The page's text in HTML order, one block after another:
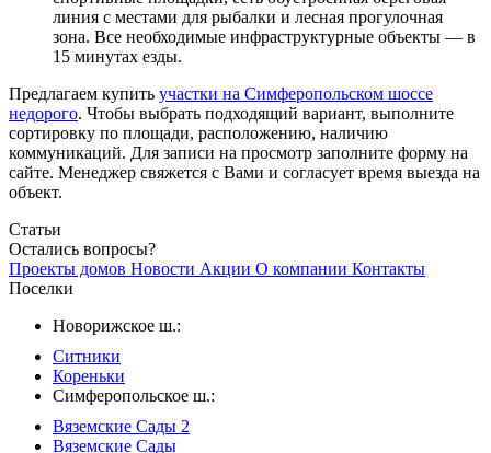
линия с местами для рыбалки и лесная прогулочная
зона. Все необходимые инфраструктурные объекты — в
15 минутах езды.
Предлагаем купить участки на Симферопольском шоссе
недорого. Чтобы выбрать подходящий вариант, выполните
сортировку по площади, расположению, наличию
коммуникаций. Для записи на просмотр заполните форму на
сайте. Менеджер свяжется с Вами и согласует время выезда на
объект.
Статьи
Остались вопросы?
Проекты домов Новости Акции О компании Контакты
Поселки
Новорижское ш.:
Ситники
Кореньки
Симферопольское ш.:
Вяземские Сады 2
Вяземские Сады